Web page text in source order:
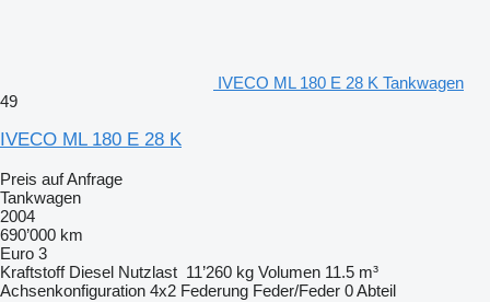
IVECO ML 180 E 28 K Tankwagen
49
IVECO ML 180 E 28 K
Preis auf Anfrage
Tankwagen
2004
690’000 km
Euro 3
Kraftstoff Diesel Nutzlast 11’260 kg Volumen 11.5 m³
Achsenkonfiguration 4x2 Federung Feder/Feder 0 Abteil